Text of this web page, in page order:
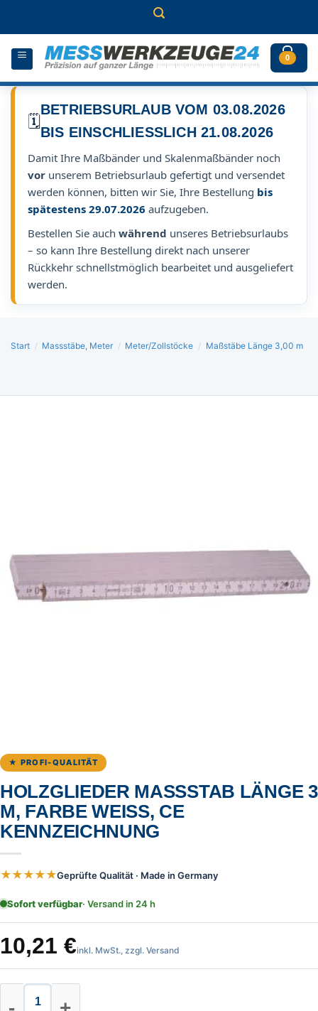
0
🗓️
BETRIEBSURLAUB VOM 03.08.2026
BIS EINSCHLIESSLICH 21.08.2026
Damit Ihre Maßbänder und Skalenmaßbänder noch
vor unserem Betriebsurlaub gefertigt und versendet
werden können, bitten wir Sie, Ihre Bestellung bis
spätestens 29.07.2026 aufzugeben.
Bestellen Sie auch während unseres Betriebsurlaubs
– so kann Ihre Bestellung direkt nach unserer
Rückkehr schnellstmöglich bearbeitet und ausgeliefert
werden.
Start / Massstäbe, Meter / Meter/Zollstöcke / Maßstäbe Länge 3,00 m
★ PROFI-QUALITÄT
HOLZGLIEDER MASSSTAB LÄNGE 3 M
, FARBE WEISS, CE KE
NNZEICHNUNG
★★★★★Geprüfte Qualität · Made in Germany
Sofort verfügbar· Versand in 24 h
10,21 €inkl. MwSt., zzgl. Versand
Holzglieder Maßstab Länge 3 m,